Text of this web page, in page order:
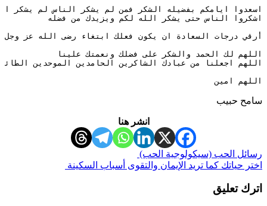
اسعدوا ايامكم بفضيله الشكر فمن لم يشكر الناس لم يشكر
اشكروا الناس حتى يشكر الله لكم ويزيدك من فضله
أرقي درجات السعادة ان يكون فعلك ابتغاء رضى الله عز
اللهم لك الحمد والشكر على فضلك ونعمتك علينا
اللهم اجعلنا من عبادك الشاكرين الحامدين الموحدين
اللهم امين
سامح حبيب
انشر هنا
رسائل الحب (سيكولوجية الحب)
اختر حياتك كما تريد الإيمان والتقوى أسباب السكينة
اترك تعليق